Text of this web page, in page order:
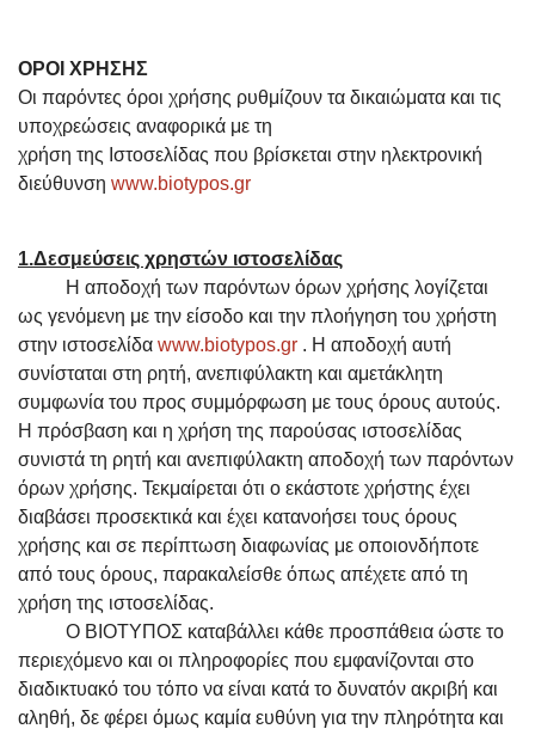
ΟΡΟΙ ΧΡΗΣΗΣ
Οι παρόντες όροι χρήσης ρυθμίζουν τα δικαιώματα και τις
υποχρεώσεις αναφορικά με τη
χρήση της Ιστοσελίδας που βρίσκεται στην ηλεκτρονική
διεύθυνση www.biotypos.gr
1.Δεσμεύσεις χρηστών ιστοσελίδας
Η αποδοχή των παρόντων όρων χρήσης λογίζεται
ως γενόμενη με την είσοδο και την πλοήγηση του χρήστη
στην ιστοσελίδα www.biotypos.gr . H αποδοχή αυτή
συνίσταται στη ρητή, ανεπιφύλακτη και αμετάκλητη
συμφωνία του προς συμμόρφωση με τους όρους αυτούς.
Η πρόσβαση και η χρήση της παρούσας ιστοσελίδας
συνιστά τη ρητή και ανεπιφύλακτη αποδοχή των παρόντων
όρων χρήσης. Τεκμαίρεται ότι ο εκάστοτε χρήστης έχει
διαβάσει προσεκτικά και έχει κατανοήσει τους όρους
χρήσης και σε περίπτωση διαφωνίας με οποιονδήποτε
από τους όρους, παρακαλείσθε όπως απέχετε από τη
χρήση της ιστοσελίδας.
Ο ΒΙΟΤΥΠΟΣ καταβάλλει κάθε προσπάθεια ώστε το
περιεχόμενο και οι πληροφορίες που εμφανίζονται στο
διαδικτυακό του τόπο να είναι κατά το δυνατόν ακριβή και
αληθή, δε φέρει όμως καμία ευθύνη για την πληρότητα και